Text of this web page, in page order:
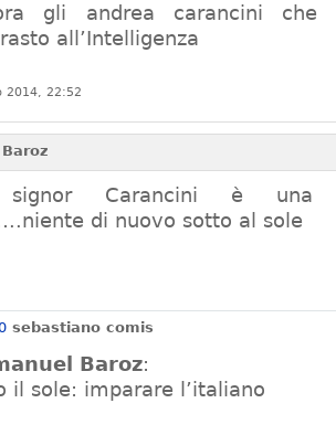
gli andrea carancini
all’Intelligenza
2014, 22:52
Carancini è una
di nuovo sotto al sole
sebastiano comis
Baroz:
il sole: imparare l’italiano